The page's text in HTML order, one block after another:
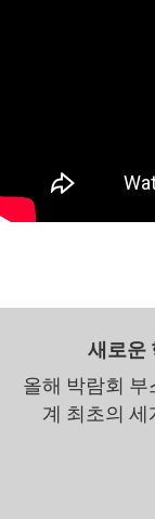
새로운
올해 박람회 부
계 최초의 세